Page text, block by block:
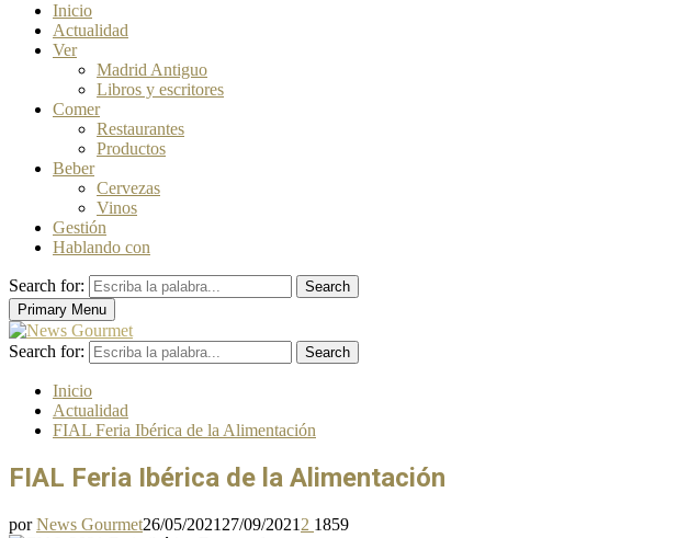
Inicio
Actualidad
Ver
Madrid Antiguo
Libros y escritores
Comer
Restaurantes
Productos
Beber
Cervezas
Vinos
Gestión
Hablando con
Search for:
Search
Primary Menu
Search for: Search
Inicio
Actualidad
FIAL Feria Ibérica de la Alimentación
FIAL Feria Ibérica de la Alimentación
porNews Gourmet26/05/2021 27/09/2021 2 1859